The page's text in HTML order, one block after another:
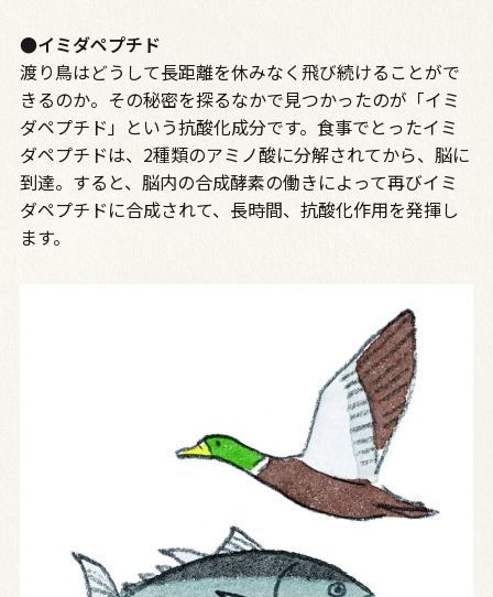
●イミダペプチド
渡り鳥はどうして長距離を休みなく飛び続けることがで
きるのか――。その秘密を探るなかで見つかったのが「イミ
ダペプチド」という抗酸化成分です。食事でとったイミ
ダペプチドは、2種類のアミノ酸に分解されてから、脳に
到達。すると、脳内の合成酵素の働きによって再びイミ
ダペプチドに合成されて、長時間、抗酸化作用を発揮し
ます。